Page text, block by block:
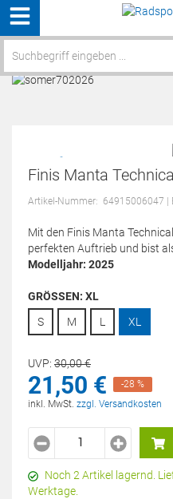
Menü
Finis Manta
Artikel-Nummer: 64915006047
Mit den Finis Manta
perfekten Auftrieb und bist
Modelljahr: 2025
GRÖSSEN: XL
S
M L XL
UVP: 30,00€
21,50 €
-28 %
inkl. MwSt. zzgl. Versandkosten
Noch 2 Artikel lagernd.
Werktage.